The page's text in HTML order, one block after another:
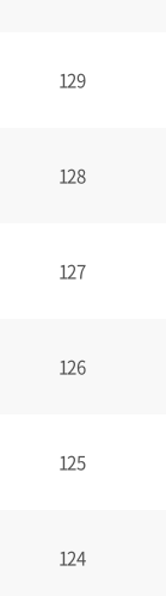
129
128
127
126
125
124